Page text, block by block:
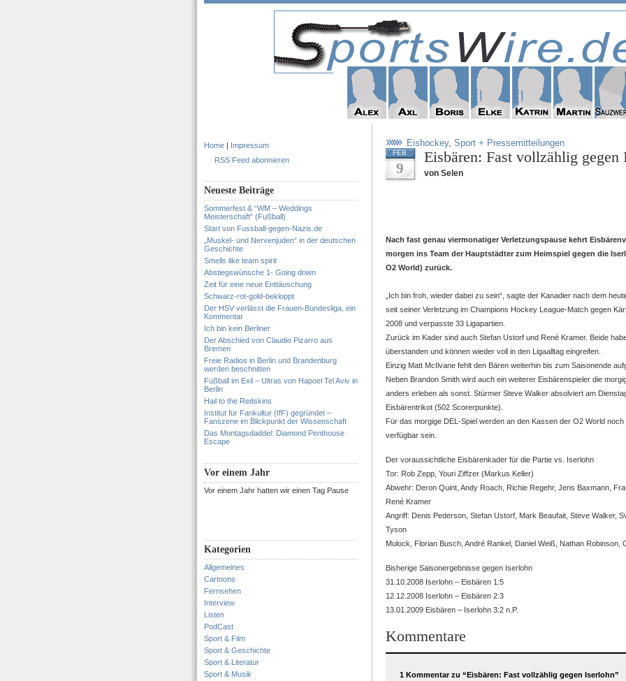
Home | Impressum
RSS Feed abonnieren
Neueste Beiträge
Sommerfest & “WM – Weddings
Meisterschaft” (Fußball)
Start von Fussball-gegen-Nazis.de
„Muskel- und Nervenjuden“ in der deutschen
Geschichte
Smells like team spirit
Abstiegswünsche 1- Going down
Zeit für eine neue Enttäuschung
Schwarz-rot-gold-bekloppt
Der HSV verlässt die Frauen-Bundesliga, ein
Kommentar
Ich bin kein Berliner
Der Abschied von Claudio Pizarro aus
Bremen
Freie Radios in Berlin und Brandenburg
werden beschnitten
Fußball im Exil – Ultras von Hapoel Tel Aviv in
Berlin
Hail to the Redskins
Institut für Fankultur (IfF) gegründet –
Fanszene im Blickpunkt der Wissenschaft
Das Montagsdaddel: Diamond Penthouse
Escape
Vor einem Jahr
Vor einem Jahr hatten wir einen Tag Pause
Kategorien
Allgemeines
Cartoons
Fernsehen
Interview
Listen
PodCast
Sport & Film
Sport & Geschichte
Sport & Literatur
Sport & Musik
Eishockey, Sport + Pressemitteilungen
FEB
9
Eisbären: Fast vollzählig gegen
von Selen
Nach fast genau viermonatiger Verletzungspause kehrt
morgen ins Team der Hauptstädter zum Heimspiel gegen die
O2 World) zurück.
„Ich bin froh, wieder dabei zu sein“, sagte der Kanadier nach dem
seit seiner Verletzung im Champions Hockey League-Match gegen
2008 und verpasste 33 Ligapartien.
Zurück im Kader sind auch Stefan Ustorf und René Kramer. Beide
überstanden und können wieder voll in den Ligaalltag eingreifen.
Einzig Matt McIlvane fehlt den Bären weiterhin bis zum Saisonende
Neben Brandon Smith wird auch ein weiterer Eisbärenspieler die
anders erleben als sonst. Stürmer Steve Walker absolviert am
Eisbärentrikot (502 Scorerpunkte).
Für das morgige DEL-Spiel werden an den Kassen der O2 World
verfügbar sein.
Der voraussichtliche Eisbärenkader für die Partie vs. Iserlohn
Tor: Rob Zepp, Youri Ziffzer (Markus Keller)
Abwehr: Deron Quint, Andy Roach, Richie Regehr, Jens Baxmann,
René Kramer
Angriff: Denis Pederson, Stefan Ustorf, Mark Beaufait, Steve Walker,
Tyson
Mulock, Florian Busch, André Rankel, Daniel Weiß, Nathan Robinson,
Bisherige Saisonergebnisse gegen Iserlohn
31.10.2008 Iserlohn – Eisbären 1:5
12.12.2008 Iserlohn – Eisbären 2:3
13.01.2009 Eisbären – Iserlohn 3:2 n.P.
Kommentare
1 Kommentar zu “Eisbären: Fast vollzählig gegen Iserlohn”